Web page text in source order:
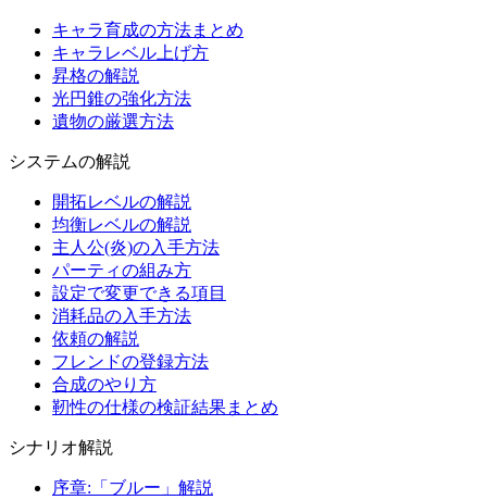
キャラ育成の方法まとめ
キャラレベル上げ方
昇格の解説
光円錐の強化方法
遺物の厳選方法
システムの解説
開拓レベルの解説
均衡レベルの解説
主人公(炎)の入手方法
パーティの組み方
設定で変更できる項目
消耗品の入手方法
依頼の解説
フレンドの登録方法
合成のやり方
靭性の仕様の検証結果まとめ
シナリオ解説
序章:「ブルー」解説